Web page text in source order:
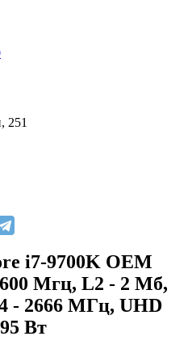
251
i7-9700K OEM
Мгц, L2 - 2 Мб,
- 2666 МГц, UHD
Вт